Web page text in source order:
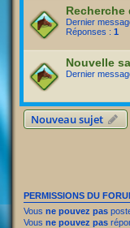
Dernier
Réponses : 1
Nouvelle
Dernier
Nouveau sujet
PERMISSIONS DU
Vous ne pouvez pas
Vous ne pouvez pas